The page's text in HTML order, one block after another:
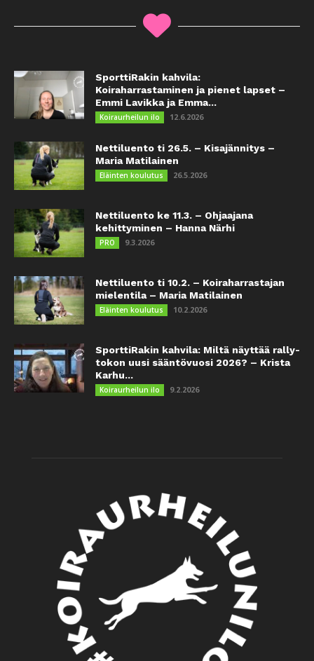
SporttiRakin kahvila:
Koiraharrastaminen ja pienet lapset –
Emmi Lavikka ja Emma...
Koiraurheilun ilo 12.6.2026
Nettiluento ti 26.5. – Kisajännitys –
Maria Matilainen
Eläinten koulutus 26.5.2026
Nettiluento ke 11.3. – Ohjaajana
kehittyminen – Hanna Närhi
PRO 9.3.2026
Nettiluento ti 10.2. – Koiraharrastajan
mielentila – Maria Matilainen
Eläinten koulutus 10.2.2026
SporttiRakin kahvila: Miltä näyttää rally-
tokon uusi sääntövuosi 2026? – Krista
Karhu...
Koiraurheilun ilo 9.2.2026